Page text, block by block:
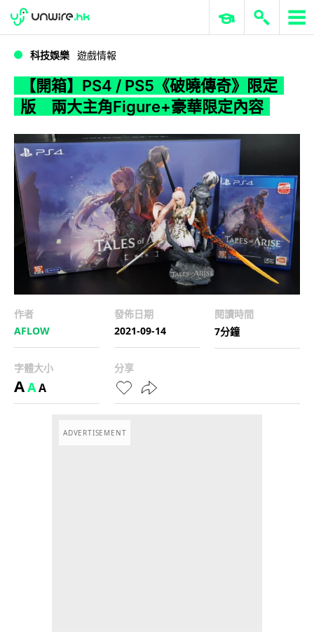
WWDC 2026 ERP 與商業 AI
科技娛樂 遊戲情報
【開箱】PS4 / PS5《破曉傳奇》限定
版 兩大主角Figure+豪華限定內容
作者
AFLOW
發佈日期
2021-09-14
閱讀時間
7分鐘
字體大小
AAA
分享
ADVERTISEMENT